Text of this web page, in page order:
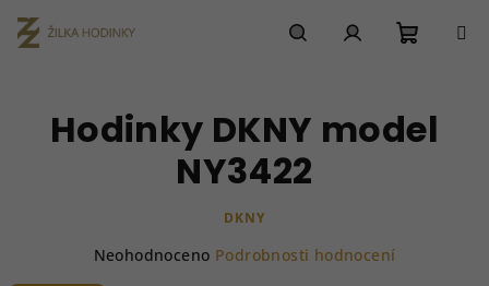
na
obsah
košík
Hodinky DKNY model
NY3422
DKNY
Neohodnoceno Podrobnosti hodnocení